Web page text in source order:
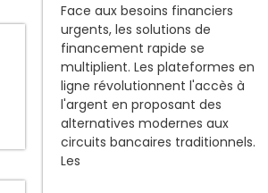
Face aux besoins financiers
urgents, les solutions de
financement rapide se
multiplient. Les plateformes en
ligne révolutionnent l'accès à
l'argent en proposant des
alternatives modernes aux
circuits bancaires traditionnels.
Les